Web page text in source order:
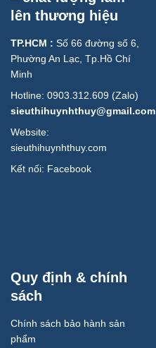
lên thương hiệu
TP.HCM : Số 66 đường số 6,
Phường An Lạc, Tp.Hồ Chí
Minh
Hotline: 0903.312.609 (Zalo)
sieuthihuynhthuy@gmail.com
Website:
sieuthihuynhthuy.com
Kết nối: Facebook
Quy định & chính
sách
Chính sách bảo hành sản
phẩm